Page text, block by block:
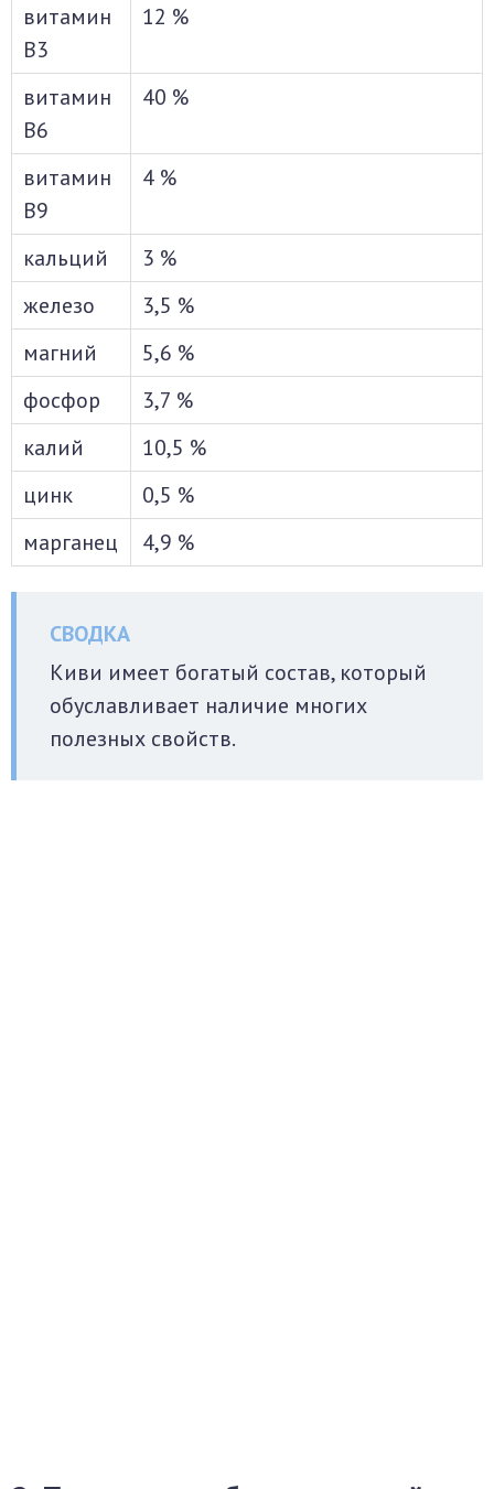
витамин
В3
12 %
витамин
В6
40 %
витамин
В9
4 %
кальций
3 %
железо
3,5 %
магний
5,6 %
фосфор
3,7 %
калий
10,5 %
цинк
0,5 %
марганец
4,9 %
Киви имеет богатый состав, который
обуславливает наличие многих
полезных свойств.